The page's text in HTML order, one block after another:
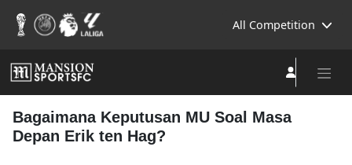
All Competition
Bagaimana Keputusan MU Soal Masa
Depan Erik ten Hag?